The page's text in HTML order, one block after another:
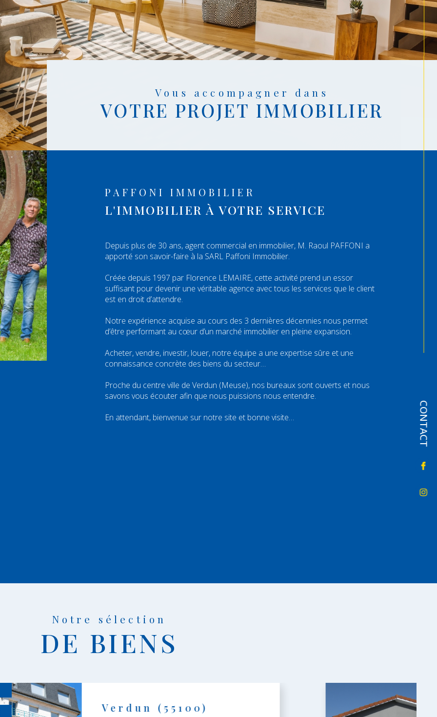
CONTACT
Vous accompagner dans
VOTRE PROJET IMMOBILIER
PAFFONI IMMOBILIER
L'IMMOBILIER À VOTRE SERVICE
Depuis plus de 30 ans, agent commercial en immobilier, M. Raoul PAFFONI a
apporté son savoir-faire à la SARL Paffoni Immobilier.
Créée depuis 1997 par Florence LEMAIRE, cette activité prend un essor
suffisant pour devenir une véritable agence avec tous les services que le client
est en droit d’attendre.
Notre expérience acquise au cours des 3 dernières décennies nous permet
d’être performant au cœur d’un marché immobilier en pleine expansion.
Acheter, vendre, investir, louer, notre équipe a une expertise sûre et une
connaissance concrète des biens du secteur…
Proche du centre ville de Verdun (Meuse), nos bureaux sont ouverts et nous
savons vous écouter afin que nous puissions nous entendre.
En attendant, bienvenue sur notre site et bonne visite…
Notre sélection
DE BIENS
Verdun (55100)